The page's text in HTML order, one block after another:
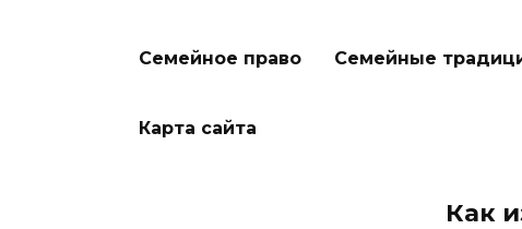
Семейное право Семейные
Карта сайта
Как